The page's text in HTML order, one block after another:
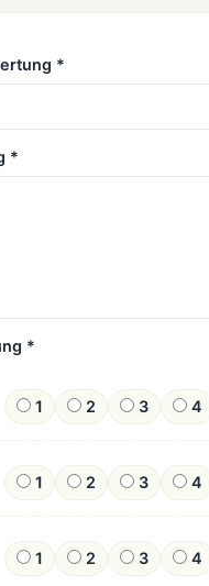
*
*
*
1 2 3 4
1 2 3 4
1 2 3 4